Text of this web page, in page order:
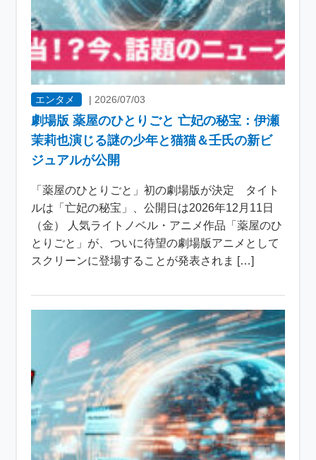
エンタメ |2026/07/03
劇場版 薬屋のひとりごと 亡妃の秘宝：伊瀬
茉莉也演じる謎の少年と猫猫＆壬氏の新ビ
ジュアルが公開
「薬屋のひとりごと」初の劇場版が決定 タイト
ルは「亡妃の秘宝」、公開日は2026年12月11日
（金） 人気ライトノベル・アニメ作品「薬屋のひ
とりごと」が、ついに待望の劇場版アニメとして
スクリーンに登場することが発表されま […]